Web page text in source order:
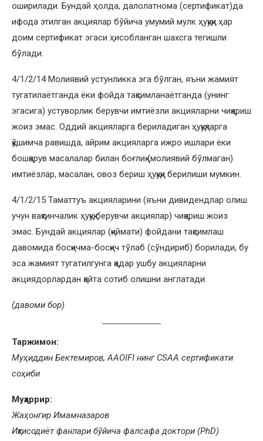
оширилади. Бундай ҳолда, далолатнома (сертификат)да
ифода этилган акциялар бўйича умумий мулк ҳуқуқи ҳар
доим сертификат эгаси ҳисобланган шахсга тегишли
бўлади.
4/1/2/14 Молиявий устунликка эга бўлган, яъни жамият
тугатилаётганда ёки фойда тақсимланаётганда (унинг
эгасига) устуворлик берувчи имтиёзли акцияларни чиқариш
жоиз эмас. Оддий акцияларга бериладиган ҳуқуқларга
қўшимча равишда, айрим акцияларга ижро ишлари ёки
бошқарув масалалар билан боғлиқ (молиявий бўлмаган)
имтиёзлар, масалан, овоз бериш ҳуқуқи берилиши мумкин.
4/1/2/15 Таматтуъ акцияларини (яъни дивидендлар олиш
учун вақтинчалик ҳуқуқ берувчи акциялар) чиқариш жоиз
эмас. Бундай акциялар (қиймати) фойдани тақсимлаш
давомида босқичма-босқич тўлаб (сўндириб) борилади, бу
эса жамият тугатилгунга қадар ушбу акцияларни
акциядорлардан қайта сотиб олишни англатади.
(давоми бор)
Таржимон:
Муҳиддин Бектемиров, AAOIFI нинг CSAA сертификати
соҳиби
Муҳаррир:
Жаҳонгир Имамназаров
Иқтисодиёт фанлари бўйича фалсафа доктори (PhD)